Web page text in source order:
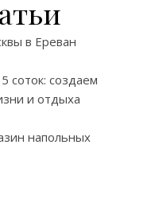
в Ереван
соток: создаем
и отдыха
напольных